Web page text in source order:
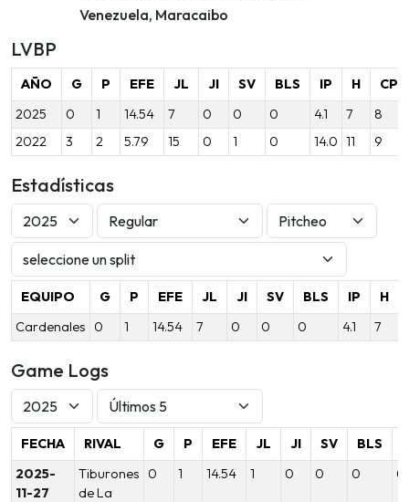
Venezuela, Maracaibo
LVBP
AÑO G P EFE JL JI SV BLS IP H
CP
2025
0 1 14.54 7 0 0 0 4.1 7
8
2022
3 2 5.79 15 0 1 0 14.0 11 9
Estadísticas
EQUIPO G P EFE JL JI SV BLS IP H
Cardenales
0 1 14.54 7 0 0 0 4.1 7
Game Logs
FECHA RIVAL G P EFE JL JI SV BLS
2025-
11-27
Tiburones
de La
0 1 14.54 1 0 0 0